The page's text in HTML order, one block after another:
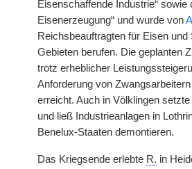
Eisenschaffende Industrie“ sowie
Eisenerzeugung“ und wurde von
Reichsbeauftragten für Eisen
Gebieten berufen. Die geplanten
trotz erheblicher
Anforderung von
erreicht. Auch in Völklingen
und ließ Industrieanlagen in
Benelux-Staaten demontieren.
Das Kriegsende erlebte R. in